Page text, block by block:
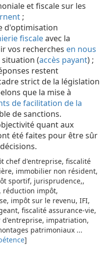
et fiscale sur les
;
d'optimisation
fiscaleavec la
vos recherches en nous
(accès payant) ;
restent
strict de la législation
que la mise à
de facilitation de la
de sanctions.
quant aux
été faites pour être sûr
chef d'entreprise, fiscalité
immobilier non résident,
sportif, jurisprudence,,
réduction impôt,
impôt sur le revenu, IFI,
fiscalité assurance-vie,
impatriation,
patrimoniaux ...
]